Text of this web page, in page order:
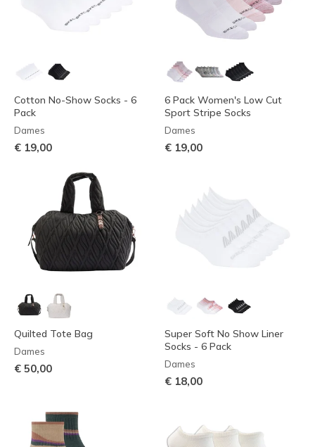
Cotton No-Show Socks - 6
Pack
Dames
€ 19,00
6 Pack Women's Low Cut
Sport Stripe Socks
Dames
€ 19,00
Quilted Tote Bag
Dames
€ 50,00
Super Soft No Show Liner
Socks - 6 Pack
Dames
€ 18,00